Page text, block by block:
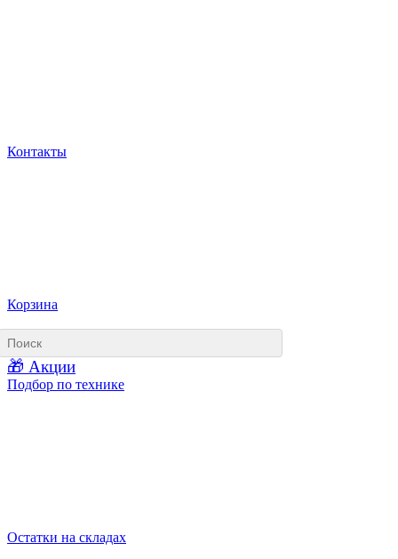
Контакты
Корзина
🎁 Акции
Подбор по технике
Остатки на складах